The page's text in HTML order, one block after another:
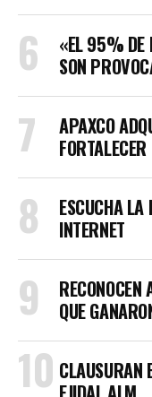
«EL 95% DE
SON
APAXCO
ESCUCHA
INTERNET
RECONOCEN
QUE
CLAUSURAN